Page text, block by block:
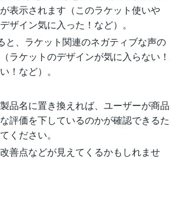
表示されます（このラケット使いや
ザイン気に入った！など）。
と、ラケット関連のネガティブな声の
ラケットのデザインが気に入らない！
！など）。
品名に置き換えれば、ユーザーが商品
評価を下しているのかが確認できるた
ください。
善点などが見えてくるかもしれませ